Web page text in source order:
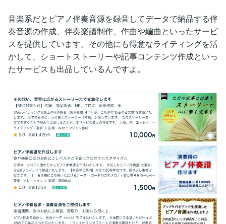
音楽系だとピアノ伴奏音源を録音してデータで納品する伴
奏音源の作成、伴奏楽譜制作、作曲や編曲といったサービ
スを提供しています。その他にも得意なライティングを活
かして、ショートストーリーや記事コンテンツ作成といっ
たサービスも出品しているんですよ。